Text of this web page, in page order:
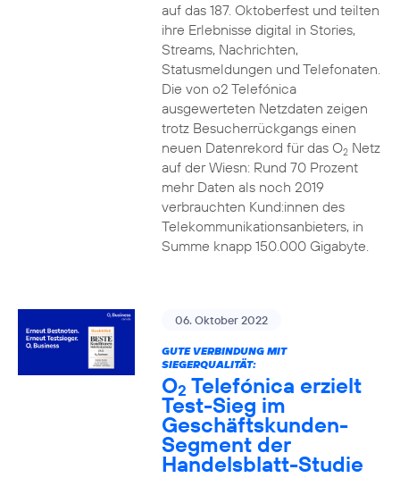
auf das 187. Oktoberfest und teilten
ihre Erlebnisse digital in Stories,
Streams, Nachrichten,
Statusmeldungen und Telefonaten.
Die von o2 Telefónica
ausgewerteten Netzdaten zeigen
trotz Besucherrückgangs einen
neuen Datenrekord für das O2Netz
auf der Wiesn: Rund 70 Prozent
mehr Daten als noch 2019
verbrauchten Kund:innen des
Telekommunikationsanbieters, in
Summe knapp 150.000 Gigabyte.
06. Oktober 2022
GUTE VERBINDUNG MIT
SIEGERQUALITÄT:
O2 Telefónica erzielt
Test-Sieg im
Geschäftskunden-
Segment der
Handelsblatt-Studie